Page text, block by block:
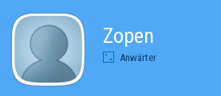
Zopen
Anwärter